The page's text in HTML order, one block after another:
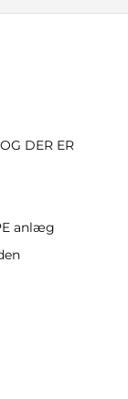
DER ER
anlæg